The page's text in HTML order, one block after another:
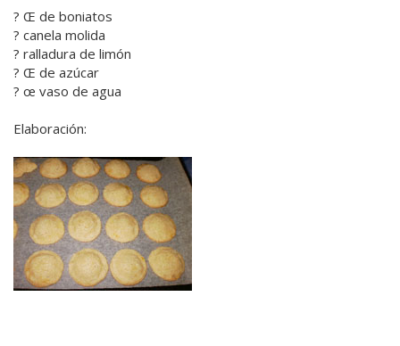
? Œ de boniatos
? canela molida
? ralladura de limón
? Œ de azúcar
? œ vaso de agua
Elaboración: